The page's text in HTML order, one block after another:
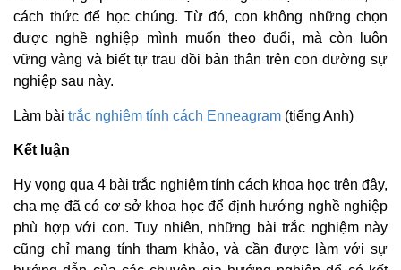
cách thức để học chúng. Từ đó, con không những chọn
được nghề nghiệp mình muốn theo đuổi, mà còn luôn
vững vàng và biết tự trau dồi bản thân trên con đường sự
nghiệp sau này.
Làm bài trắc nghiệm tính cách Enneagram (tiếng Anh)
Kết luận
Hy vọng qua 4 bài trắc nghiệm tính cách khoa học trên đây,
cha mẹ đã có cơ sở khoa học để định hướng nghề nghiệp
phù hợp với con. Tuy nhiên, những bài trắc nghiệm này
cũng chỉ mang tính tham khảo, và cần được làm với sự